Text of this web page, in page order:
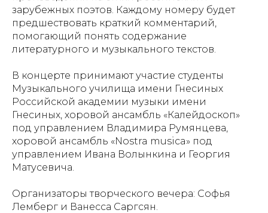
зарубежных поэтов. Каждому номеру будет
предшествовать краткий комментарий,
помогающий понять содержание
литературного и музыкального текстов.
В концерте принимают участие студенты
Музыкального училища имени Гнесиных
Российской академии музыки имени
Гнесиных, хоровой ансамбль «Калейдоскоп»
под управлением Владимира Румянцева,
хоровой ансамбль «Nostra musica» под
управлением Ивана Волынкина и Георгия
Матусевича.
Организаторы творческого вечера: Софья
Лемберг и Ванесса Саргсян.